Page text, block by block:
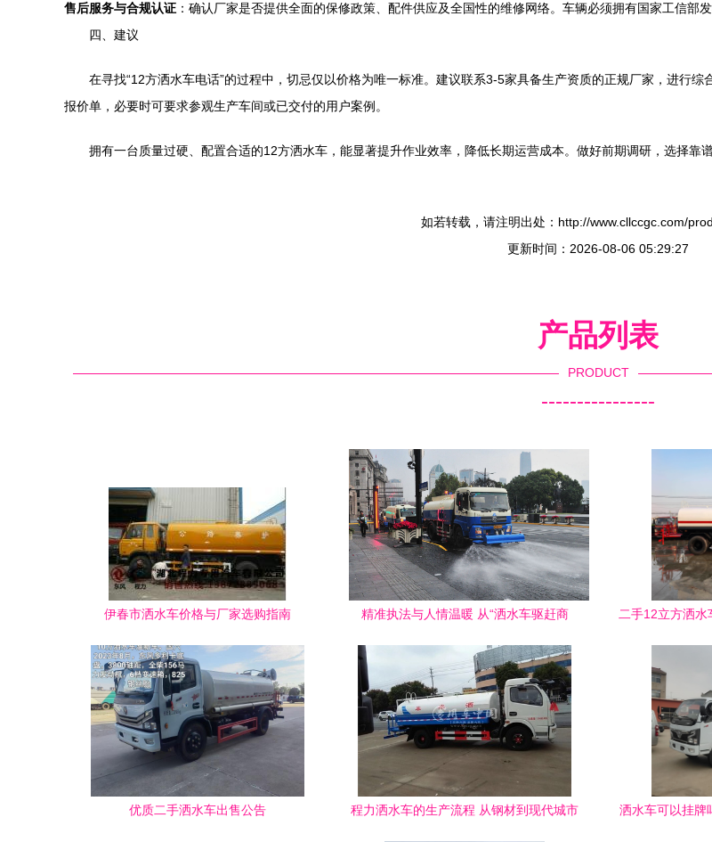
售后服务与合规认证 ：确认厂家是否提供全面的保修政策、配件供应及全国性的维修网络。车辆必须拥有国家工信部
四、建议
在寻找“12方洒水车电话”的过程中，切忌仅以价格为唯一标准。建议联系3-5家具备生产资质的正规厂家，进行
报价单，必要时可要求参观生产车间或已交付的用户案例。
拥有一台质量过硬、配置合适的12方洒水车，能显著提升作业效率，降低长期运营成本。做好前期调研，选择靠
如若转载，请注明出处：http://www.cllccgc.com/
更新时间：2026-08-06 05:29:27
产品列表
PRODUCT
----------------
伊春市洒水车价格与厂家选购指南
精准执法与人情温暖 从“洒水车驱赶商
二手12立方洒
优质二手洒水车出售公告
程力洒水车的生产流程 从钢材到现代城市
洒水车可以挂牌